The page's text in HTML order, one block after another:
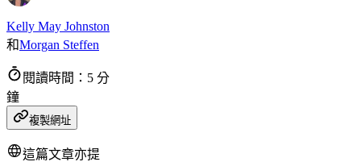
Kelly May Johnston
和Morgan Steffen
閱讀時間：5 分
鐘
複製網址
這篇文章亦提